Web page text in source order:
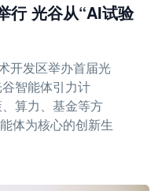
行 光谷从“AI试验
开发区举办首届光
智能体引力计
算力、基金等方
体为核心的创新生